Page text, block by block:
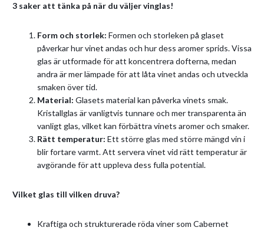
3 saker att tänka på när du väljer vinglas!
Form och storlek: Formen och storleken på glaset
påverkar hur vinet andas och hur dess aromer sprids. Vissa
glas är utformade för att koncentrera dofterna, medan
andra är mer lämpade för att låta vinet andas och utveckla
smaken över tid.
Material: Glasets material kan påverka vinets smak.
Kristallglas är vanligtvis tunnare och mer transparenta än
vanligt glas, vilket kan förbättra vinets aromer och smaker.
Rätt temperatur: Ett större glas med större mängd vin i
blir fortare varmt. Att servera vinet vid rätt temperatur är
avgörande för att uppleva dess fulla potential.
Vilket glas till vilken druva?
Kraftiga och strukturerade röda viner som Cabernet